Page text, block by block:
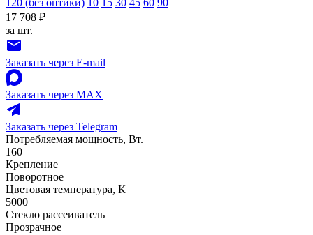
17 708 ₽
за шт.
Заказать через E-mail
Заказать через MAX
Заказать через Telegram
Потребляемая мощность, Вт.
160
Крепление
Поворотное
Цветовая температура, К
5000
Стекло рассеиватель
Прозрачное